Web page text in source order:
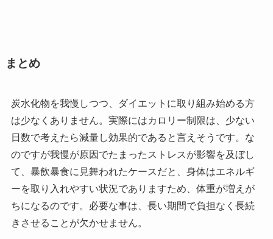
まとめ
炭水化物を我慢しつつ、ダイエットに取り組み始める方
は少なくありません。実際にはカロリー制限は、少ない
日数で考えたら減量し効果的であると言えそうです。な
のですが我慢が原因でたまったストレスが影響を及ぼし
て、暴飲暴食に見舞われたケースだと、身体はエネルギ
ーを取り入れやすい状況でありますため、体重が増えが
ちになるのです。必要な事は、長い期間で負担なく長続
きさせることが欠かせません。